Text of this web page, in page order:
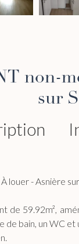
non-
sur
louer - Asnière
59.92m²,
de bain, un WC et